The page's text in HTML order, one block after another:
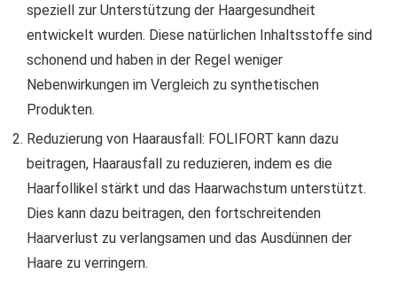
speziell zur Unterstützung der Haargesundheit
entwickelt wurden. Diese natürlichen Inhaltsstoffe sind
schonend und haben in der Regel weniger
Nebenwirkungen im Vergleich zu synthetischen
Produkten.
Reduzierung von Haarausfall: FOLIFORT kann dazu
beitragen, Haarausfall zu reduzieren, indem es die
Haarfollikel stärkt und das Haarwachstum unterstützt.
Dies kann dazu beitragen, den fortschreitenden
Haarverlust zu verlangsamen und das Ausdünnen der
Haare zu verringern.